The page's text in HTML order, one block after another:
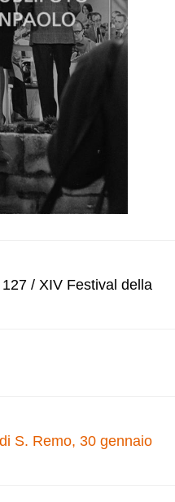
/ XIV Festival della
S. Remo, 30 gennaio